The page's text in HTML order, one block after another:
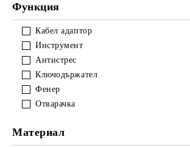
Функция
Кабел адаптор
Инструмент
Антистрес
Ключодържател
Фенер
Отварачка
Материал